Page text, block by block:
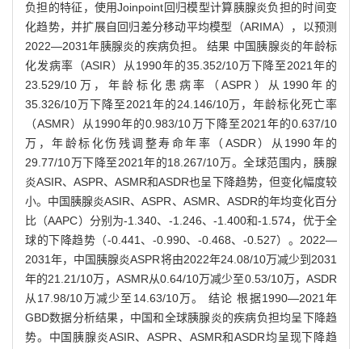
负担的特征，使用Joinpoint回归模型计算胰腺炎负担的时间变
化趋势，并扩展自回归差分移动平均模型（ARIMA），以预测
2022—2031年胰腺炎的疾病负担。 结果 中国胰腺炎的年龄标
化发病率（ASIR）从1990年的35.352/10万下降至2021年的
23.529/10万，年龄标化患病率（ASPR）从1990年的
35.326/10万下降至2021年的24.146/10万，年龄标化死亡率
（ASMR）从1990年的0.983/10万下降至2021年的0.637/10
万，年龄标化伤残调整寿命年率（ASDR）从1990年的
29.77/10万下降至2021年的18.267/10万。全球范围内，胰腺
炎ASIR、ASPR、ASMR和ASDR也呈下降趋势，但变化幅度较
小。中国胰腺炎ASIR、ASPR、ASMR、ASDR的年均变化百分
比（AAPC）分别为-1.340、-1.246、-1.400和-1.574，优于全
球的下降趋势（-0.441、-0.990、-0.468、-0.527）。2022—
2031年，中国胰腺炎ASPR将由2022年24.08/10万减少到2031
年的21.21/10万，ASMR从0.64/10万减少至0.53/10万，ASDR
从17.98/10万减少至14.63/10万。 结论 根据1990—2021年
GBD数据分析结果，中国和全球胰腺炎的疾病负担均呈下降趋
势。中国胰腺炎ASIR、ASPR、ASMR和ASDR均呈现下降趋